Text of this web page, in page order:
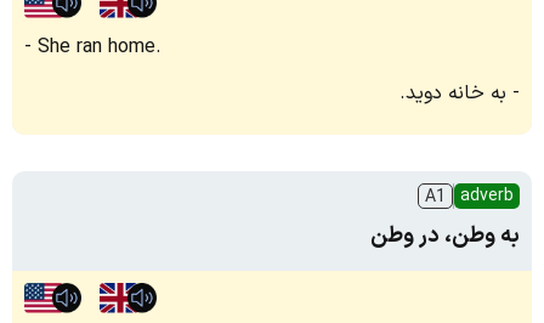
She ran home.
به خانه دوید.
adverb
A1
به وطن، در وطن